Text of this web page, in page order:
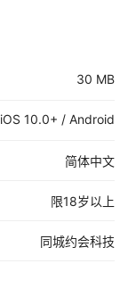
30 MB
iOS 10.0+ / Android
简体中文
限18岁以上
同城约会科技